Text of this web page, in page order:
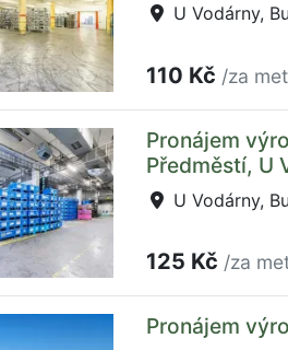
U Vodárny,
110 Kč /za
Pronájem
Předměstí, U
U Vodárny,
125 Kč /za
Pronájem